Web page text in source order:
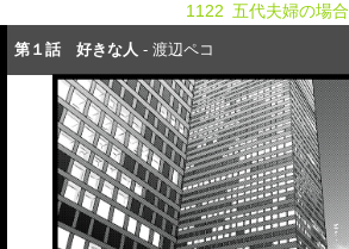
1122 五代夫婦の場合